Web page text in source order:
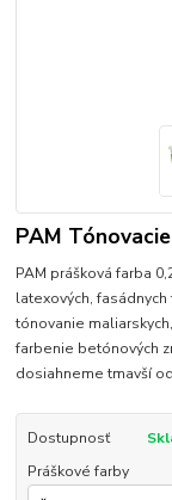
PAM
PAM prášková farba
latexových,
tónovanie
farbenie betónových
dosiahneme tmavší
Dostupnosť
Práškové farby